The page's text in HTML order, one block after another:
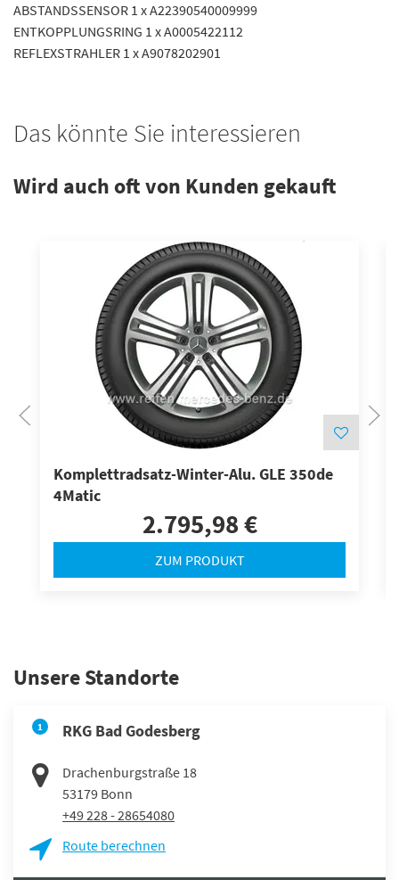
ABSTANDSSENSOR 1 x A22390540009999
ENTKOPPLUNGSRING 1 x A0005422112
REFLEXSTRAHLER 1 x A9078202901
Das könnte Sie interessieren
Wird auch oft von Kunden gekauft
Komplettradsatz-Winter-Alu. GLE 350de
4Matic
2.795,98 €
ZUM PRODUKT
Unsere Standorte
1 RKG Bad Godesberg
Drachenburgstraße 18
53179 Bonn
+49 228 - 28654080
Route berechnen